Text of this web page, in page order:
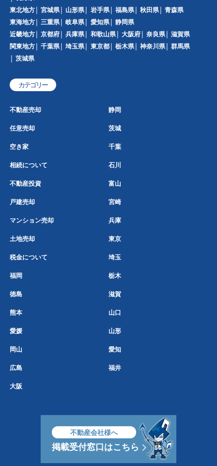
東北地方
宮城県 山形県 岩手県 福島県 秋田県
青森県
東海地方
三重県 岐阜県 愛知県
静岡県
近畿地方
京都府 兵庫県 和歌山県 大阪府 奈良県
滋賀県
関東地方
千葉県 埼玉県 東京都 栃木県 神奈川県
群馬県
茨城県
カテゴリー
不動産売却 静岡
任意売却 茨城
空き家 千葉
相続について 石川
不動産投資 富山
戸建売却 宮崎
マンション売却 兵庫
土地売却 東京
税金について 埼玉
福岡 栃木
徳島 滋賀
熊本 山口
愛媛 山形
岡山 愛知
広島 福井
大阪
不動産会社様へ
掲載受付窓口はこちら